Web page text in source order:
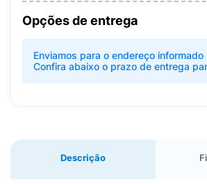
Opções de entrega
Enviamos para o endereço informado
Confira abaixo o prazo de entrega
Descrição